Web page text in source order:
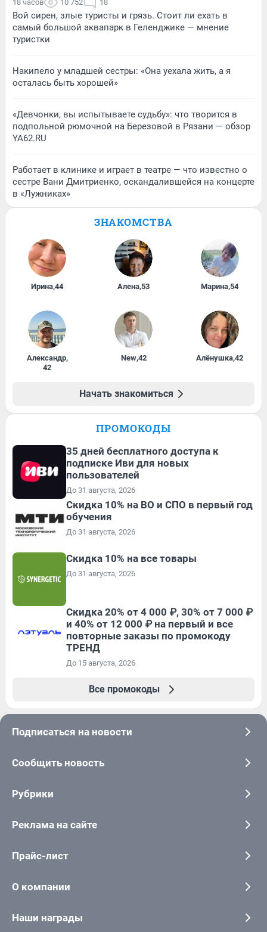
18 часов 10 752 18
Вой сирен, злые туристы и грязь. Стоит ли ехать в
самый большой аквапарк в Геленджике — мнение
туристки
Накипело у младшей сестры: «Она уехала жить, а я
осталась быть хорошей»
«Девчонки, вы испытываете судьбу»: что творится в
подпольной рюмочной на Березовой в Рязани — обзор
YA62.RU
Работает в клинике и играет в театре — что известно о
сестре Вани Дмитриенко, оскандалившейся на концерте
в «Лужниках»
ЗНАКОМСТВА
Ирина,44 Алена,53 Марина,54
Александр,
42
New,42 Алёнушка,42
Начать знакомиться
ПРОМОКОДЫ
35 дней бесплатного доступа к
подписке Иви для новых
пользователей
До 31 августа, 2026
Скидка 10% на ВО и СПО в первый год
обучения
До 31 августа, 2026
Скидка 10% на все товары
До 31 августа, 2026
Скидка 20% от 4 000 ₽, 30% от 7 000 ₽
и 40% от 12 000 ₽ на первый и все
повторные заказы по промокоду
ТРЕНД
До 15 августа, 2026
Все промокоды
Подписаться на новости
Сообщить новость
Рубрики
Реклама на сайте
Прайс-лист
О компании
Наши награды